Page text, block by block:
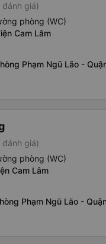
đánh giá)
phòng (WC)
Cam Lâm
Phạm Ngũ Lão -
đánh giá)
phòng (WC)
Cam Lâm
Phạm Ngũ Lão -